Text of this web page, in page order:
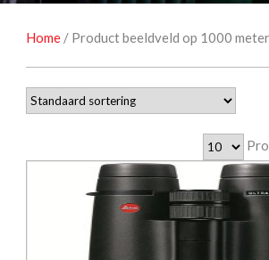
Home / Product beeldveld op 1000